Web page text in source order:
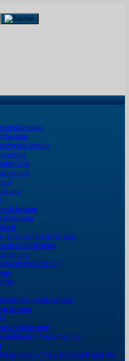
Krankenversicherung
versicherung
Versicherung
Verwahrentgelt und die